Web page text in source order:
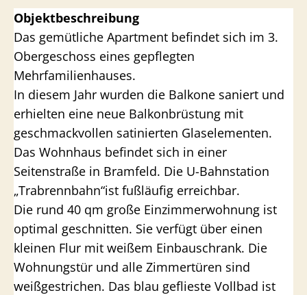
Objektbeschreibung
Das gemütliche Apartment befindet sich im 3.
Obergeschoss eines gepflegten
Mehrfamilienhauses.
In diesem Jahr wurden die Balkone saniert und
erhielten eine neue Balkonbrüstung mit
geschmackvollen satinierten Glaselementen.
Das Wohnhaus befindet sich in einer
Seitenstraße in Bramfeld. Die U-Bahnstation
„Trabrennbahn“ist fußläufig erreichbar.
Die rund 40 qm große Einzimmerwohnung ist
optimal geschnitten. Sie verfügt über einen
kleinen Flur mit weißem Einbauschrank. Die
Wohnungstür und alle Zimmertüren sind
weißgestrichen. Das blau geflieste Vollbad ist